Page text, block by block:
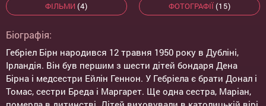
ФІЛЬМИ (4) ФОТОГРАФІЇ(15)
Біографія:
Гебріел Бірн народився 12 травня 1950 року в Дубліні,
Ірландія. Він був першим з шести дітей бондаря Дена
Бірна і медсестри Ейлін Геннон. У Гебріела є брати Донал і
Томас, сестри Бреда і Маргарет. Ще одна сестра, Маріан,